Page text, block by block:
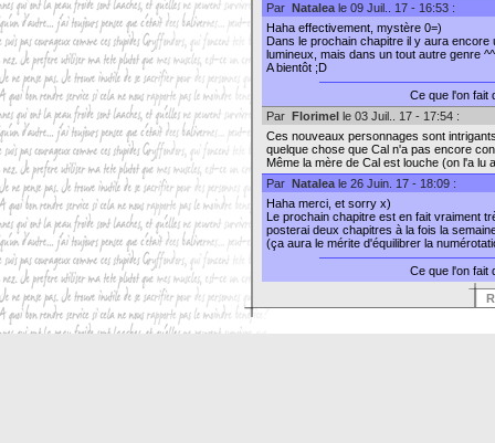
Par Natalea le 09 Juil.. 17 - 16:53 :
Haha effectivement, mystère 0=)
Dans le prochain chapitre il y aura
lumineux, mais dans un tout autre genre ^^
A bientôt ;D
Ce que l'on fait
Par Florimel le 03 Juil.. 17 - 17:54 :
Ces nouveaux personnages sont
quelque chose que Cal n'a pas encore
Même la mère de Cal est louche (on l'a lu
Par Natalea le 26 Juin. 17 - 18:09 :
Haha merci, et sorry x)
Le prochain chapitre est en fait vraiment
posterai deux chapitres à la fois la
(ça aura le mérite d'équilibrer la
Ce que l'on fait